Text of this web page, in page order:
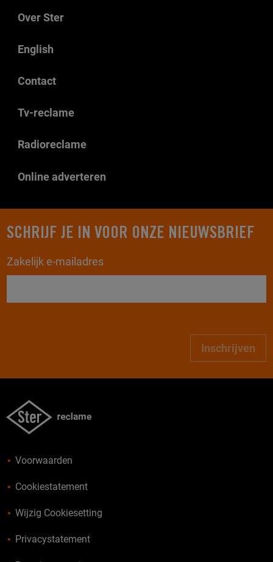
Over Ster
English
Contact
Tv-reclame
Radioreclame
Online adverteren
SCHRIJF JE IN VOOR ONZE NIEUWSBRIEF
Zakelijk e-mailadres
Inschrijven
Voorwaarden
Cookiestatement
Wijzig Cookiesetting
Privacystatement